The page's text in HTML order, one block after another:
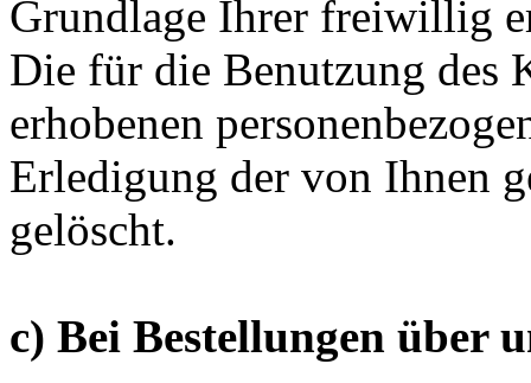
Grundlage Ihrer freiwillig
Die für die Benutzung des
erhobenen
Erledigung der von Ihnen
gelöscht.
c) Bei Bestellungen über